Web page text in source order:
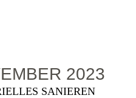
2023
SANIEREN